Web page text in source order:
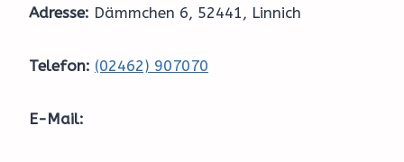
Adresse: Dämmchen 6, 52441, Linnich
Telefon: (02462) 907070
E-Mail: